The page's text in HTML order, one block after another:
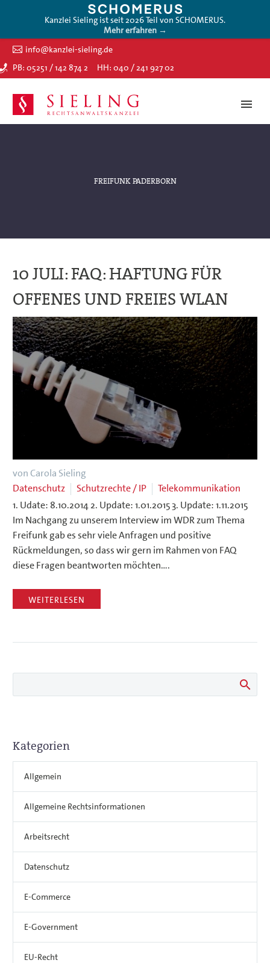
Kanzlei Sieling ist seit 2026 Teil von SCHOMERUS.
Mehr erfahren →
info@kanzlei-sieling.de
PB: 05251 / 142 874 2
HH: 040 / 241 927 02
FREIFUNK PADERBORN
10 JULI:FAQ: HAFTUNG FÜR
OFFENES UND FREIES WLAN
von Carola Sieling
Datenschutz
Schutzrechte / IP
Telekommunikation
1. Udate: 8.10.2014 2. Update: 1.01.2015 3. Update: 1.11.2015
Im Nachgang zu unserem Interview im WDR zum Thema
Freifunk gab es sehr viele Anfragen und positive
Rückmeldungen, so dass wir gern im Rahmen von FAQ
diese Fragen beantworten möchten….
WEITERLESEN
Kategorien
Allgemein
Allgemeine Rechtsinformationen
Arbeitsrecht
Datenschutz
E-Commerce
E-Government
EU-Recht